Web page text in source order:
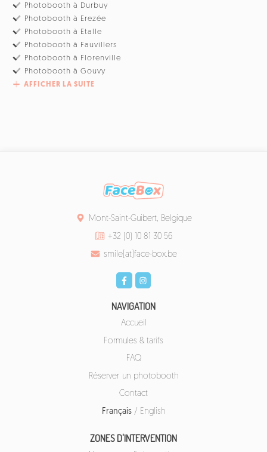
Photobooth à Durbuy
Photobooth à Erezée
Photobooth à Etalle
Photobooth à Fauvillers
Photobooth à Florenville
Photobooth à Gouvy
AFFICHER LA SUITE
Mont-Saint-Guibert, Belgique
+32 (0) 10 81 30 56
smile[at]face-box.be
NAVIGATION
Accueil
Formules & tarifs
FAQ
Réserver un photobooth
Contact
Français/ English
ZONES D'INTERVENTION